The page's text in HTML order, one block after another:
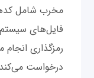
مخرب شامل
فایل‌های سیستم
رمزگذاری انجام
درخواست